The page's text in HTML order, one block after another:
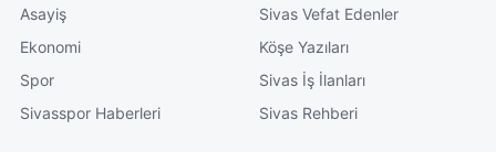
Asayiş
Ekonomi
Spor
Sivasspor Haberleri
Sivas Vefat Edenler
Köşe Yazıları
Sivas İş İlanları
Sivas Rehberi